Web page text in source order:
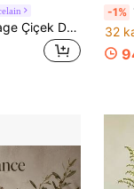
1 Adet Lovien Vintage Çiçek Desenli Seramik Vazo, Koyu Kenarlı Çatlak Sırlı Altıgen Vazo, Kırsal Tarz Dekoratif Vazo, Ev, Oturma Odası, Antre, Düğün ve Estetik Ev Dekorasyonu İçin Uygun
-1%
32